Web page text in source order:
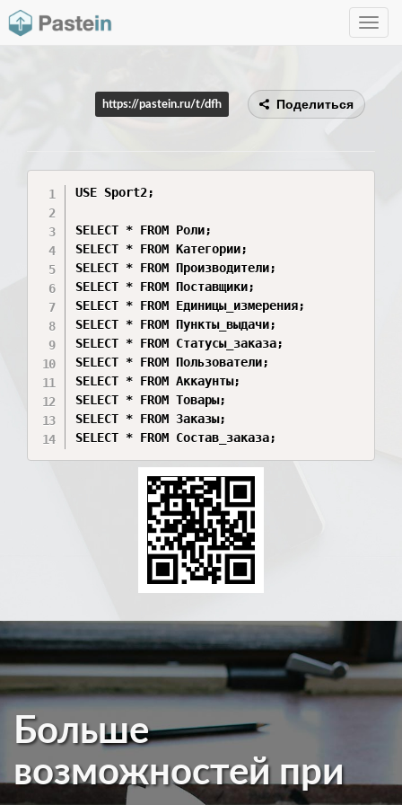
Toggle
https://pastein.ru/t/dfh Поделиться
USE Sport2;
SELECT * FROM Роли;
SELECT * FROM Категории;
SELECT * FROM Производители;
SELECT * FROM Поставщики;
SELECT * FROM Единицы_измерения;
SELECT * FROM Пункты_выдачи;
SELECT * FROM Статусы_заказа;
SELECT * FROM Пользователи;
SELECT * FROM Аккаунты;
SELECT * FROM Товары;
SELECT * FROM Заказы;
Больше
возможностей при